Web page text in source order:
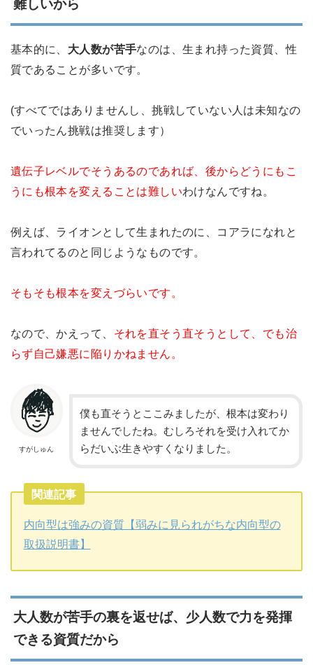
難しいから
基本的に、 大人数が苦手なのは、生まれ持った資質、性
質であることが多いです。
(すべてではありませんし、挑戦していない人は未知なの
でいったん挑戦は推奨します）
遺伝子レベルでそうあるのであれば、後からどうにもこ
うにも根本を変えることは難しいわけなんですね。
例えば、ライオンとして生まれたのに、コアラになれと
言われてるのと同じようなものです。
そもそも根本を変えづらいです。
なので、かえって、 それを直そう直そうとして、でも治
らず自己嫌悪に陥りかねません。
すがしゅん
僕も直そうとここみましたが、根本は変わり
ませんでしたね。むしろそれを受け入れてか
らだいぶ生きやすくなりました。
関連記事
内向型は強みの資質【弱みに見られがちな内向型の
取扱説明書】
大人数が苦手の裏を返せば、少人数で力を発揮
できる資質だから